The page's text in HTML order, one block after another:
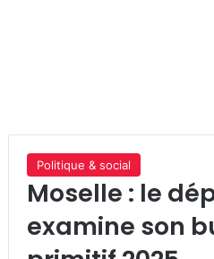
Politique & social
Moselle : le
examine son